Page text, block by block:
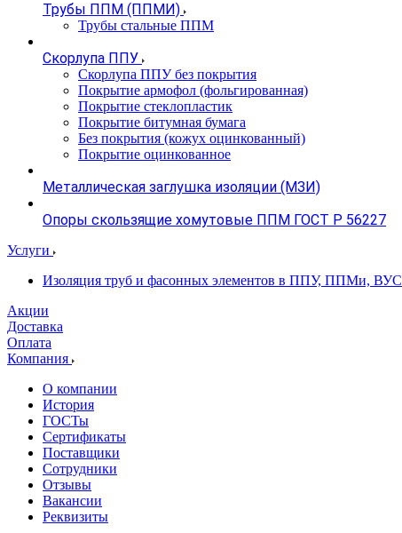
Трубы ППМ (ППМИ)
Трубы стальные ППМ
Скорлупа ППУ
Скорлупа ППУ без покрытия
Покрытие армофол (фольгированная)
Покрытие стеклопластик
Покрытие битумная бумага
Без покрытия (кожух оцинкованный)
Покрытие оцинкованное
Металлическая заглушка изоляции (МЗИ)
Опоры скользящие хомутовые ППМ ГОСТ Р 56227
Услуги
Изоляция труб и фасонных элементов в ППУ, ППМи, ВУС
Акции
Доставка
Оплата
Компания
О компании
История
ГОСТы
Сертификаты
Поставщики
Сотрудники
Отзывы
Вакансии
Реквизиты